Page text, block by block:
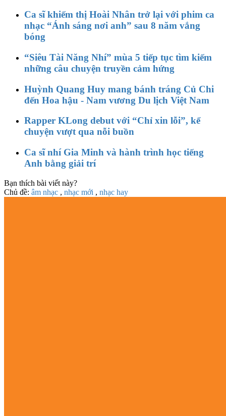
Ca sĩ khiếm thị Hoài Nhân trở lại với phim ca
nhạc “Ánh sáng nơi anh” sau 8 năm vắng
bóng
“Siêu Tài Năng Nhí” mùa 5 tiếp tục tìm kiếm
những câu chuyện truyền cảm hứng
Huỳnh Quang Huy mang bánh tráng Củ Chi
đến Hoa hậu - Nam vương Du lịch Việt Nam
Rapper KLong debut với “Chỉ xin lỗi”, kể
chuyện vượt qua nỗi buồn
Ca sĩ nhí Gia Minh và hành trình học tiếng
Anh bằng giải trí
Bạn thích bài viết này?
Chủ đề: âm nhạc , nhạc mới , nhạc hay